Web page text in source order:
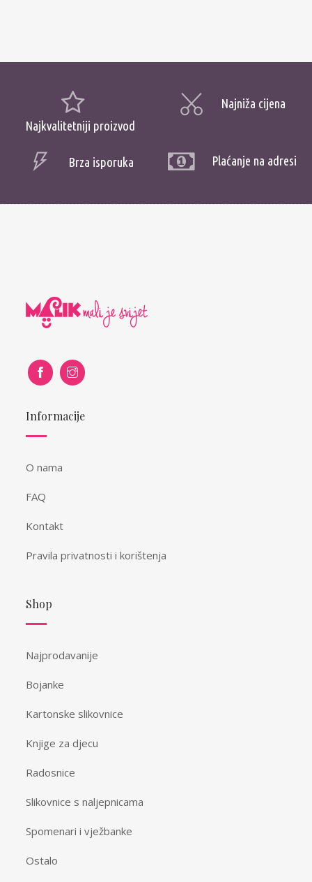
Najkvalitetniji proizvod
Najniža cijena
Brza isporuka Plaćanje na adresi
Informacije
O nama
FAQ
Kontakt
Pravila privatnosti i korištenja
Shop
Najprodavanije
Bojanke
Kartonske slikovnice
Knjige za djecu
Radosnice
Slikovnice s naljepnicama
Spomenari i vježbanke
Ostalo